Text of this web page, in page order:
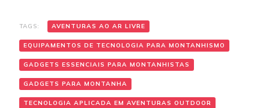
TAGS: AVENTURAS AO AR LIVRE
EQUIPAMENTOS DE TECNOLOGIA PARA MONTANHISMO
GADGETS ESSENCIAIS PARA MONTANHISTAS
GADGETS PARA MONTANHA
TECNOLOGIA APLICADA EM AVENTURAS OUTDOOR